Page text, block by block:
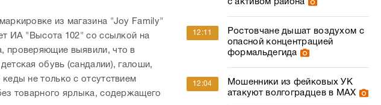
из магазина "Joy Family"
ИА "Высота 102" со ссылкой на
проверяющие выявили, что в
обувь (сандалии), галоши,
не только с отсутствием
товарного ярлыка, содержащего
с активом района
12:11
Ростовчане дышат воздухом с
опасной концентрацией
формальдегида
12:04
Мошенники из фейковых УК
атакуют волгоградцев в МАХ